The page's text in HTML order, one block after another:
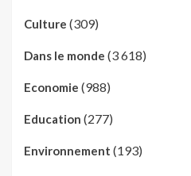
Culture (309)
Dans le monde (3 618)
Economie (988)
Education (277)
Environnement (193)